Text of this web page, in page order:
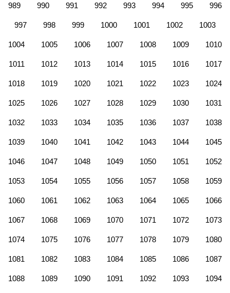
989 990 991 992 993 994 995 996
997 998 999 1000 1001 1002 1003
1004 1005 1006 1007 1008 1009 1010
1011 1012 1013 1014 1015 1016 1017
1018 1019 1020 1021 1022 1023 1024
1025 1026 1027 1028 1029 1030 1031
1032 1033 1034 1035 1036 1037 1038
1039 1040 1041 1042 1043 1044 1045
1046 1047 1048 1049 1050 1051 1052
1053 1054 1055 1056 1057 1058 1059
1060 1061 1062 1063 1064 1065 1066
1067 1068 1069 1070 1071 1072 1073
1074 1075 1076 1077 1078 1079 1080
1081 1082 1083 1084 1085 1086 1087
1088 1089 1090 1091 1092 1093 1094